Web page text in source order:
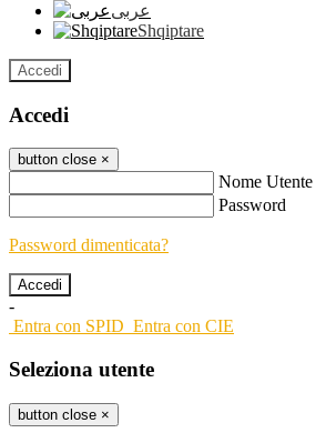
عربى
Shqiptare
Accedi
Accedi
button close ×
Nome Utente
Password
Password dimenticata?
-
Entra con SPID Entra con CIE
Seleziona utente
button close ×